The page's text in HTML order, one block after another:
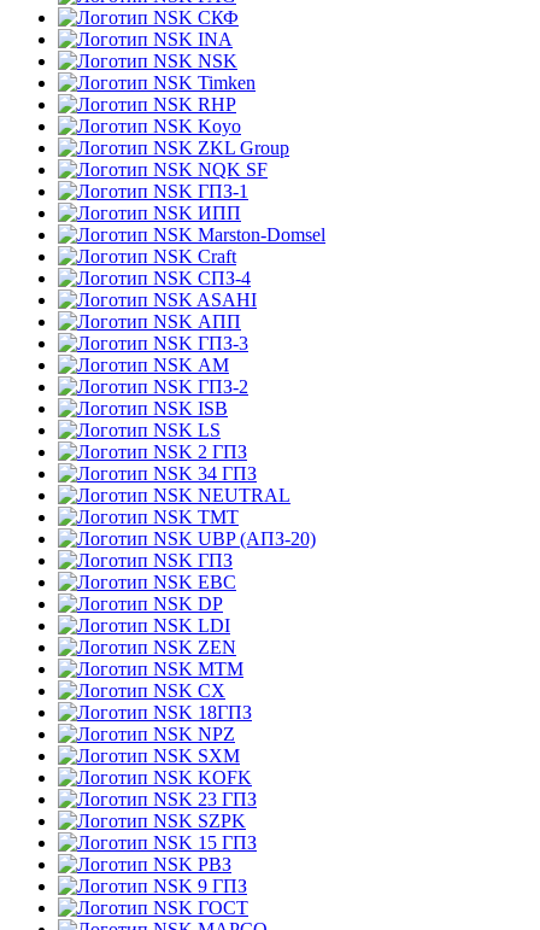
СКФ
INA
NSK
Timken
RHP
Koyo
ZKL Group
NQK SF
ГПЗ-1
ИПП
Marston-Domsel
Craft
СПЗ-4
ASAHI
АПП
ГПЗ-3
АМ
ГПЗ-2
ISB
LS
2 ГПЗ
34 ГПЗ
NEUTRAL
TMT
UBP (АПЗ-20)
ГПЗ
EBC
DP
LDI
ZEN
MTM
CX
18ГПЗ
NPZ
SXM
KOFK
23 ГПЗ
SZPK
15 ГПЗ
РВЗ
9 ГПЗ
ГОСТ